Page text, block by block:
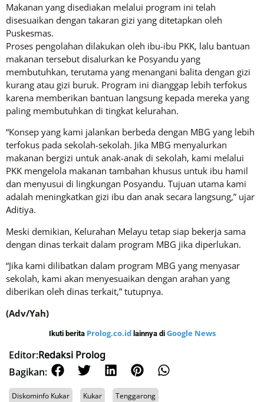
Makanan yang disediakan melalui program ini telah
disesuaikan dengan takaran gizi yang ditetapkan oleh
Puskesmas.
Proses pengolahan dilakukan oleh ibu-ibu PKK, lalu bantuan
makanan tersebut disalurkan ke Posyandu yang
membutuhkan, terutama yang menangani balita dengan gizi
kurang atau gizi buruk. Program ini dianggap lebih terfokus
karena memberikan bantuan langsung kepada mereka yang
paling membutuhkan di tingkat kelurahan.
“Konsep yang kami jalankan berbeda dengan MBG yang lebih
terfokus pada sekolah-sekolah. Jika MBG menyalurkan
makanan bergizi untuk anak-anak di sekolah, kami melalui
PKK mengelola makanan tambahan khusus untuk ibu hamil
dan menyusui di lingkungan Posyandu. Tujuan utama kami
adalah meningkatkan gizi ibu dan anak secara langsung,” ujar
Aditiya.
Meski demikian, Kelurahan Melayu tetap siap bekerja sama
dengan dinas terkait dalam program MBG jika diperlukan.
“Jika kami dilibatkan dalam program MBG yang menyasar
sekolah, kami akan menyesuaikan dengan arahan yang
diberikan oleh dinas terkait,” tutupnya.
(Adv/Yah)
Ikuti berita Prolog.co.id lainnya di Google News
Editor:Redaksi Prolog
Bagikan:
Diskominfo Kukar Kukar Tenggarong